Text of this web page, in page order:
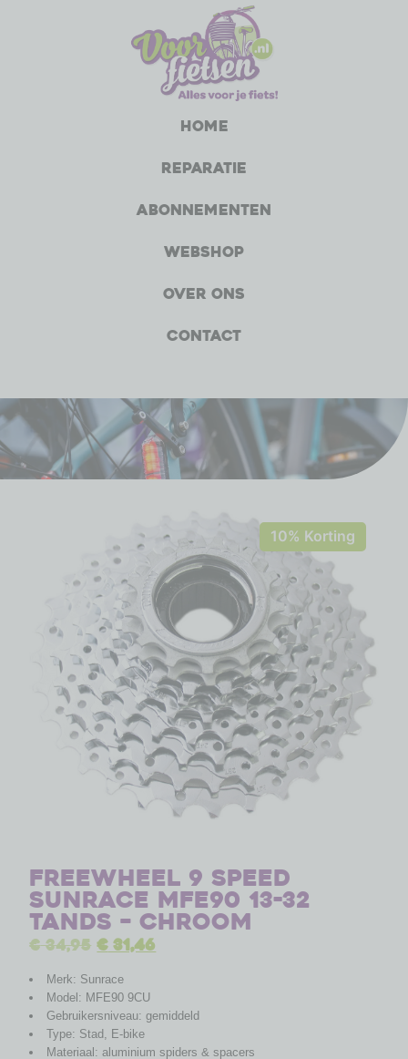
Home
Reparatie
Abonnementen
Webshop
Over ons
Contact
10% Korting
Freewheel 9 speed
Sunrace MFE90 13-32
tands – chroom
€34,95 €31,46
Merk: Sunrace
Model: MFE90 9CU
Gebruikersniveau: gemiddeld
Type: Stad, E-bike
Materiaal: aluminium spiders & spacers